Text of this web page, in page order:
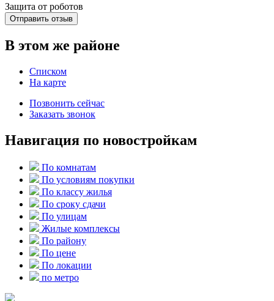
Защита от роботов
Отправить отзыв
В этом же районе
Списком
На карте
Позвонить сейчас
Заказать звонок
Навигация по новостройкам
По комнатам
По условиям покупки
По классу жилья
По сроку сдачи
По улицам
Жилые комплексы
По району
По цене
По локации
по метро